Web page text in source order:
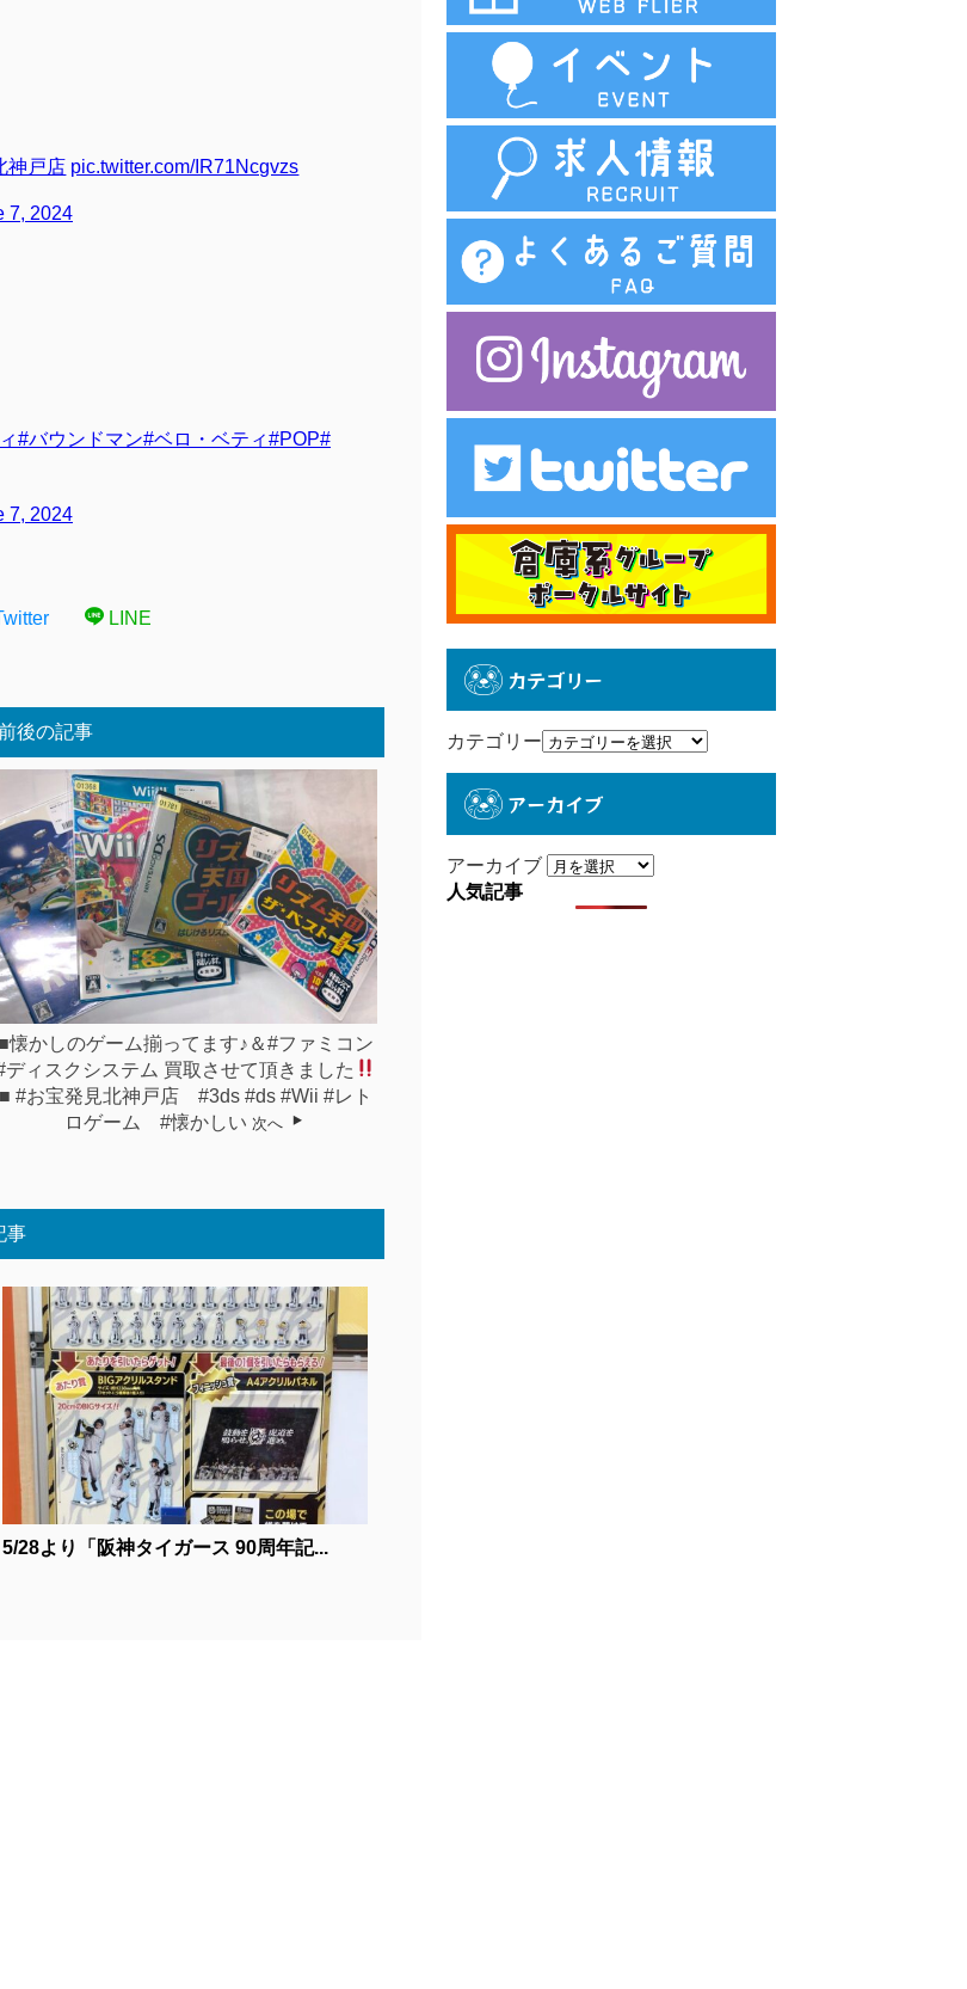
神戸店 pic.twitter.com/IR71Ncgvzs
7, 2024
#バウンドマン#ベロ・ベティ#POP#
7, 2024
LINE
後の記事
■懐かしのゲーム揃ってます♪＆#ファミコン
ディスクシステム 買取させて頂きました
■ #お宝発見北神戸店 #3ds #ds #Wii #レト
ロゲーム #懐かしい 次へ
事
5/28より「阪神タイガース 90周年記...
カテゴリー
カテゴリー
アーカイブ
アーカイブ
人気記事